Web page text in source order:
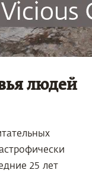
людей
25 лет